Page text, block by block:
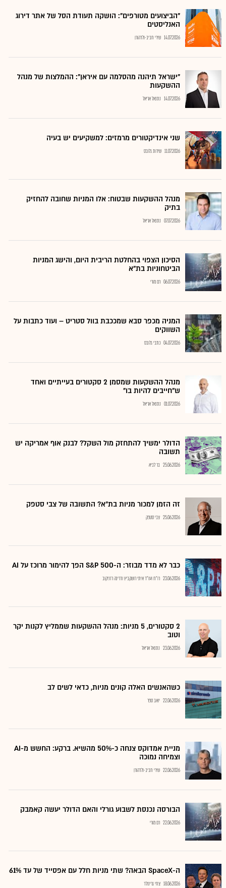
"הביצועים מטורפים": הושקה תעודת הסל של אתר דירוג
האנליסטים
14.07.2026 שירי חביב-ולדהורן
"ישראל תיהנה מהסלמה עם איראן": ההמלצות של מנהל
ההשקעות
14.07.2026 נתנאל אריאל
שני אינדיקטורים מרמזים: למשקיעים יש בעיה
11.07.2026 שירות גלובס
מנהל ההשקעות שבטוח: אלו המניות שחובה להחזיק
בתיק
07.07.2026 נתנאל אריאל
הסיכון הצפוי בהחלטת הריבית היום, והישג המניות
הביטחוניות בת"א
06.07.2026 רם מורי
המניה מכפר סבא שמככבת בוול סטריט – ועוד כתבות על
השווקים
04.07.2026 כתבי גלובס
מנהל ההשקעות שמסמן 2 סקטורים בעייתיים ואחד
ש"חייבים להיות בו"
01.07.2026 נתנאל אריאל
הדולר ימשיך להתחזק מול השקל? לבנק אוף אמריקה יש
תשובה
25.06.2026 בר לביא
זה הזמן למכור מניות בת"א? התשובה של צבי סטפק
25.06.2026 צבי סטפק
כבר לא מדד מבוזר: ה-S&P 500 הפך להימור מרוכז על AI
23.06.2026 רו"ח ועו"ד איתי רושקביץ ודרינה רזניקוב
2 סקטורים, 5 מניות: מנהל ההשקעות שממליץ לקנות יקר
וטוב
23.06.2026 נתנאל אריאל
כשהאנשים האלה קונים מניות, כדאי לשים לב
22.06.2026 יואב ספר
מניית אמדוקס צנחה כ-50% מהשיא. ברקע: החשש מ-AI
וצמיחה נמוכה
22.06.2026 שירי חביב-ולדהורן
הבורסה נכנסת לשבוע גורלי והאם הדולר יעשה קאמבק
22.06.2026 רם מורי
ה-SpaceX הבאה? שתי מניות חלל עם אפסייד של עד 61%
18.06.2026 צחי גרינולד